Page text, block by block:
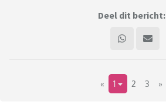
Deel dit bericht:
« 1 2 3 »